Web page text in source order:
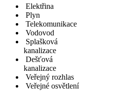
Elektřina
Plyn
Telekomunikace
Vodovod
Splašková
kanalizace
Dešťová
kanalizace
Veřejný rozhlas
Veřejné osvětlení